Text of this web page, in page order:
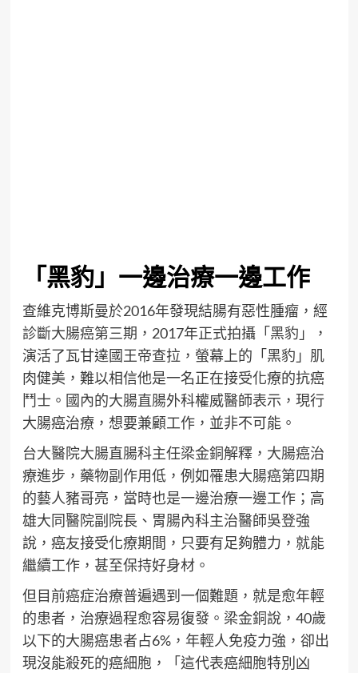
「黑豹」一邊治療一邊工作
查維克博斯曼於2016年發現結腸有惡性腫瘤，經
診斷大腸癌第三期，2017年正式拍攝「黑豹」，
演活了瓦甘達國王帝查拉，螢幕上的「黑豹」肌
肉健美，難以相信他是一名正在接受化療的抗癌
鬥士。國內的大腸直腸外科權威醫師表示，現行
大腸癌治療，想要兼顧工作，並非不可能。
台大醫院大腸直腸科主任梁金銅解釋，大腸癌治
療進步，藥物副作用低，例如罹患大腸癌第四期
的藝人豬哥亮，當時也是一邊治療一邊工作；高
雄大同醫院副院長、胃腸內科主治醫師吳登強
說，癌友接受化療期間，只要有足夠體力，就能
繼續工作，甚至保持好身材。
但目前癌症治療普遍遇到一個難題，就是愈年輕
的患者，治療過程愈容易復發。梁金銅說，40歲
以下的大腸癌患者占6%，年輕人免疫力強，卻出
現沒能殺死的癌細胞，「這代表癌細胞特別凶